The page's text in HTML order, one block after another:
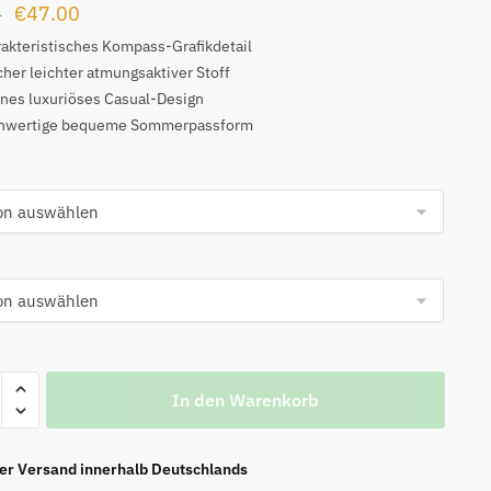
Ursprünglicher
Preis
war:
€99.00
€47.00
Preis
ist:
€47.00.
Kompass-Grafikdetail
leichter atmungsaktiver Stoff
luxuriöses Casual-Design
bequeme Sommerpassform
In den Warenkorb
Versand innerhalb Deutschlands